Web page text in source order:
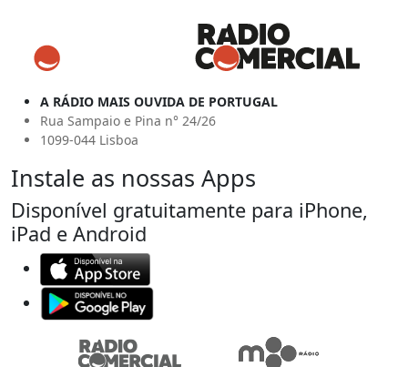
A RÁDIO MAIS OUVIDA DE PORTUGAL
Rua Sampaio e Pina n° 24/26
1099-044 Lisboa
Instale as nossas Apps
Disponível gratuitamente para iPhone,
iPad e Android